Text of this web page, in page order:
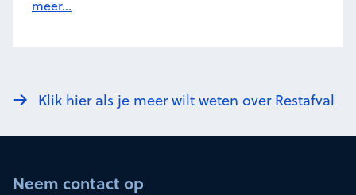
meer...
Klik hier als je meer wilt weten over Restafval
Neem contact op